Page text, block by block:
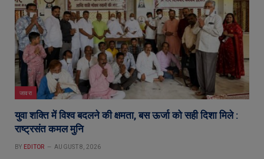
जावरा
युवा शक्ति में विश्व बदलने की क्षमता, बस ऊर्जा को सही दिशा मिले :
राष्ट्रसंत कमल मुनि
BY EDITOR AUGUST 8, 2026